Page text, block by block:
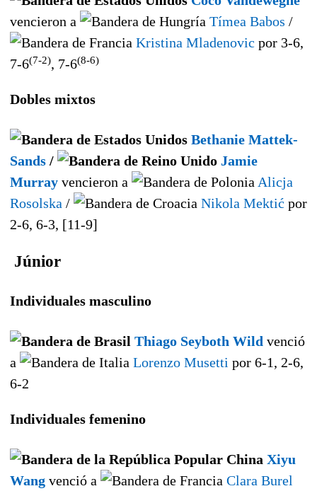
vencieron a
Tímea Babos /
Kristina Mladenovic por 3-6,
7-6(7-2), 7-6(8-6)
Dobles mixtos
Bethanie Mattek-
Sands /
Jamie
Murray vencieron a
Alicja
Rosolska / Nikola Mektić por
2-6, 6-3, [11-9]
Júnior
Individuales masculino
Thiago Seyboth Wild venció
a
Lorenzo Musetti por 6-1, 2-6,
6-2
Individuales femenino
Xiyu
Wang venció a
Clara Burel